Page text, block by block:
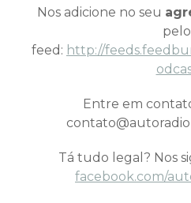
Nos adicione no seu
pelo
feed: http://
Entre em
Tá tudo legal? Nos
facebook.com/